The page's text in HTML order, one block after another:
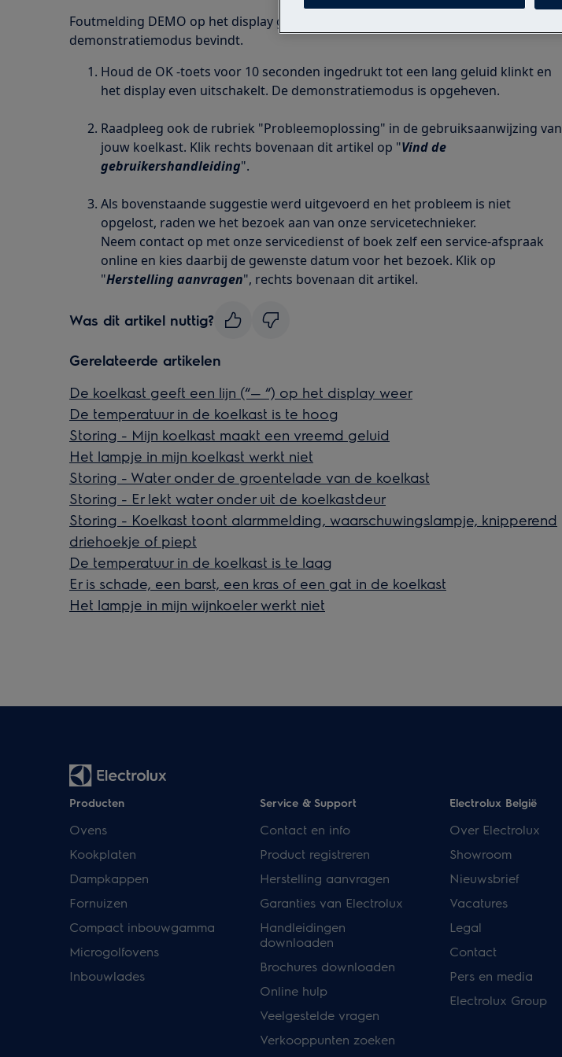
Foutmelding DEMO op het display geeft aan dat de koelkast zich in de
demonstratiemodus bevindt.
Houd de OK -toets voor 10 seconden ingedrukt tot een lang geluid klinkt en
het display even uitschakelt. De demonstratiemodus is opgeheven.
Raadpleeg ook de rubriek "Probleemoplossing" in de gebruiksaanwijzing van
jouw koelkast. Klik rechts bovenaan dit artikel op "Vind de
gebruikershandleiding".
Als bovenstaande suggestie werd uitgevoerd en het probleem is niet
opgelost, raden we het bezoek aan van onze servicetechnieker.
Neem contact op met onze servicedienst of boek zelf een service-afspraak
online en kies daarbij de gewenste datum voor het bezoek. Klik op
"Herstelling aanvragen", rechts bovenaan dit artikel.
Was dit artikel nuttig?
Gerelateerde artikelen
De koelkast geeft een lijn (“— “) op het display weer
De temperatuur in de koelkast is te hoog
Storing - Mijn koelkast maakt een vreemd geluid
Het lampje in mijn koelkast werkt niet
Storing - Water onder de groentelade van de koelkast
Storing - Er lekt water onder uit de koelkastdeur
Storing - Koelkast toont alarmmelding, waarschuwingslampje, knipperend
driehoekje of piept
De temperatuur in de koelkast is te laag
Er is schade, een barst, een kras of een gat in de koelkast
Het lampje in mijn wijnkoeler werkt niet
Producten
Ovens
Kookplaten
Dampkappen
Fornuizen
Compact inbouwgamma
Microgolfovens
Inbouwlades
Service & Support
Contact en info
Product registreren
Herstelling aanvragen
Garanties van Electrolux
Handleidingen
downloaden
Brochures downloaden
Online hulp
Veelgestelde vragen
Verkooppunten zoeken
Electrolux België
Over Electrolux
Showroom
Nieuwsbrief
Vacatures
Legal
Contact
Pers en media
Electrolux Group